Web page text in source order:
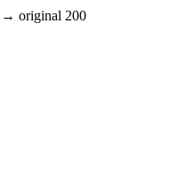
→ original 200